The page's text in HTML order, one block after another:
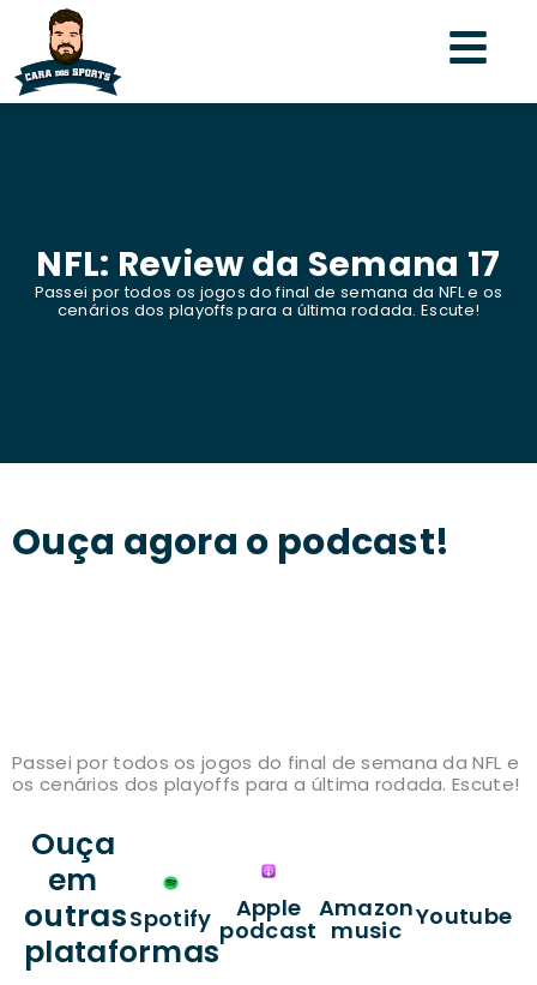
NFL: Review da Semana 17
Passei por todos os jogos do final de semana da NFL e os
cenários dos playoffs para a última rodada. Escute!
Ouça agora o podcast!
Passei por todos os jogos do final de semana da NFL e
os cenários dos playoffs para a última rodada. Escute!
Ouça
em
outras
plataformas
Spotify Apple
podcast
Amazon
music Youtube